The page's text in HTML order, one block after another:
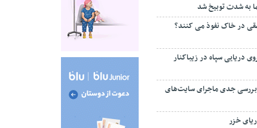
به شدت توبیخ شد
در خاک نفوذ می کنند؟
دریایی سپاه در زیباکنار
جدی ماجرای سایت‌های
خزر